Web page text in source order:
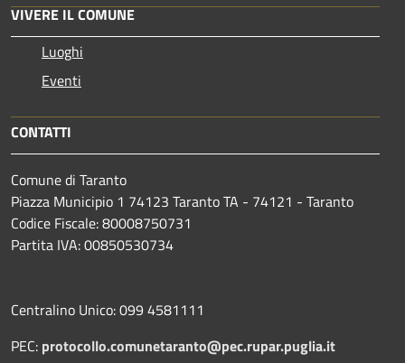
VIVERE IL COMUNE
Luoghi
Eventi
CONTATTI
Comune di Taranto
Piazza Municipio 1 74123 Taranto TA - 74121 - Taranto
Codice Fiscale: 80008750731
Partita IVA: 00850530734
Centralino Unico: 099 4581111
PEC: protocollo.comunetaranto@pec.rupar.puglia.it